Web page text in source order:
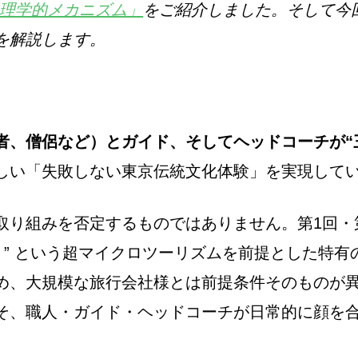
学的メカニズム」 をご紹介しました。そして
解説します。
、僧侶など）とガイド、そしてヘッドコーチが
い「失敗しない東京伝統文化体験」を実現して
り組みを否定するものではありません。第1回
という超マイクロツーリズムを前提とした特
、大規模な旅行会社様とは前提条件そのものが
、職人・ガイド・ヘッドコーチが日常的に顔を